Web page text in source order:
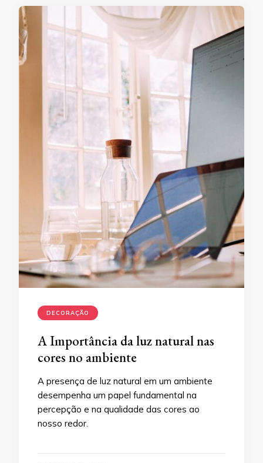
DECORAÇÃO
A Importância da luz natural nas
cores no ambiente
A presença de luz natural em um ambiente
desempenha um papel fundamental na
percepção e na qualidade das cores ao
nosso redor.